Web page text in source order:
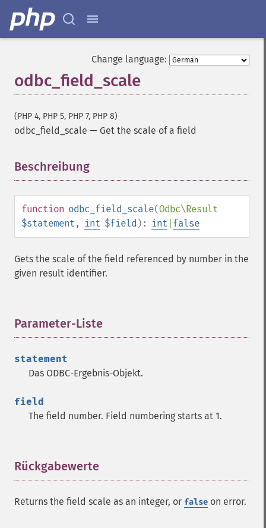
Change language:
odbc_field_scale
(PHP 4, PHP 5, PHP 7, PHP 8)
odbc_field_scale — Get the scale of a field
Beschreibung
function odbc_field_scale(Odbc\Result
$statement , int $field ): int false
Gets the scale of the field referenced by number in the
given result identifier.
Parameter-Liste
statement
Das ODBC-Ergebnis-Objekt.
field
The field number. Field numbering starts at 1.
Rückgabewerte
Returns the field scale as an integer, or false on error.